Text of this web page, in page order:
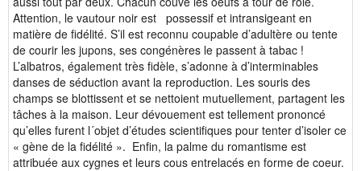
Attention, le vautour noir est possessif et intransigeant en
matière de fidélité. S’il est reconnu coupable d’adultère ou tente
de courir les jupons, ses congénères le passent à tabac !
L’albatros, également très fidèle, s’adonne à d’interminables
danses de séduction avant la reproduction. Les souris des
champs se blottissent et se nettoient mutuellement, partagent les
tâches à la maison. Leur dévouement est tellement prononcé
qu’elles furent l´objet d’études scientifiques pour tenter d’isoler ce
« gène de la fidélité ». Enfin, la palme du romantisme est
attribuée aux cygnes et leurs cous entrelacés en forme de coeur.